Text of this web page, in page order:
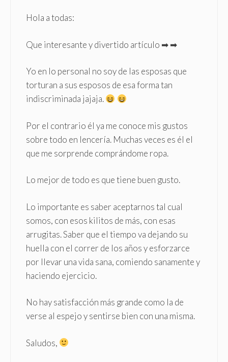
Hola a todas:
Que interesante y divertido artículo ➡ ➡
Yo en lo personal no soy de las esposas que
torturan a sus esposos de esa forma tan
indiscriminada jajaja.
Por el contrario él ya me conoce mis gustos
sobre todo en lencería. Muchas veces es él el
que me sorprende comprándome ropa.
Lo mejor de todo es que tiene buen gusto.
Lo importante es saber aceptarnos tal cual
somos, con esos kilitos de más, con esas
arrugitas. Saber que el tiempo va dejando su
huella con el correr de los años y esforzarce
por llevar una vida sana, comiendo sanamente y
haciendo ejercicio.
No hay satisfacción más grande como la de
verse al espejo y sentirse bien con una misma.
Saludos,